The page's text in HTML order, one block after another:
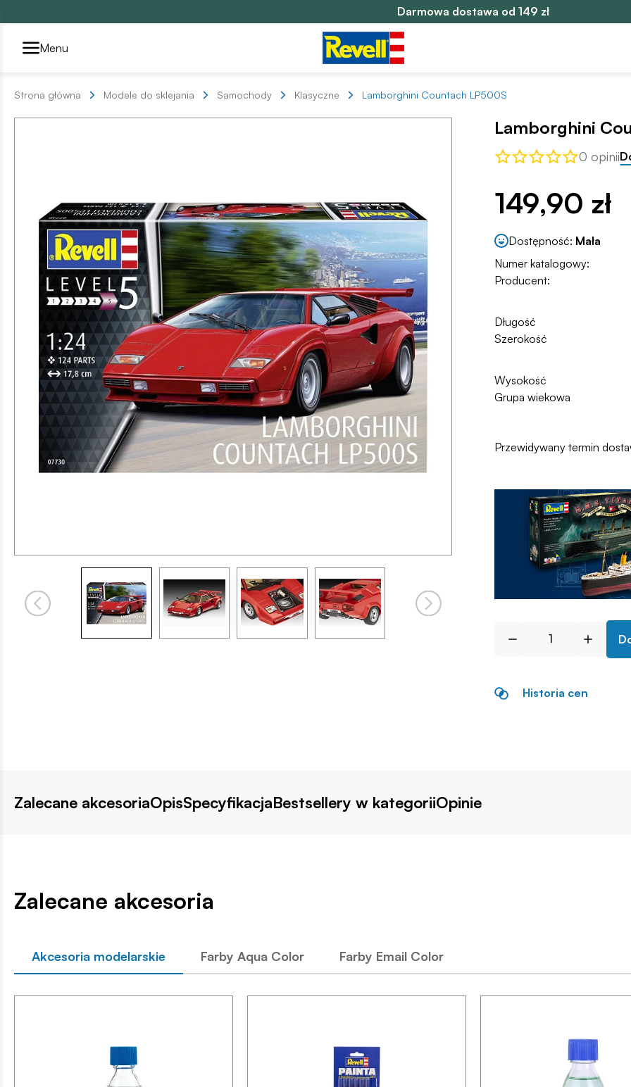
Darmowa dostawa od 149 zł
Przełącznik segmentów2
Menu
Strona główna Modele do sklejania Samochody Klasyczne Lamborghini Countach LP500S
Lamborghini
0 opinii
149,90 zł
Dostępność: Mała
Numer katalogowy:
Producent:
Długość
Szerokość
Wysokość
Grupa wiekowa
Przewidywany termin
Historia cen
Zalecane akcesoriaOpisSpecyfikacjaBestsellery w kategoriiOpinie
Zalecane akcesoria
Akcesoria modelarskie Farby Aqua Color Farby Email Color